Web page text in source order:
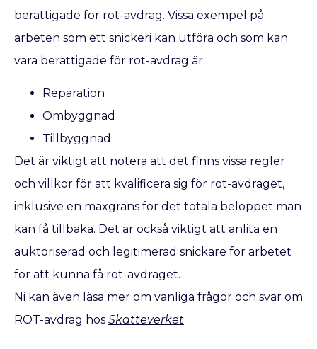
berättigade för rot-avdrag. Vissa exempel på
arbeten som ett snickeri kan utföra och som kan
vara berättigade för rot-avdrag är:
Reparation
Ombyggnad
Tillbyggnad
Det är viktigt att notera att det finns vissa regler
och villkor för att kvalificera sig för rot-avdraget,
inklusive en maxgräns för det totala beloppet man
kan få tillbaka. Det är också viktigt att anlita en
auktoriserad och legitimerad snickare för arbetet
för att kunna få rot-avdraget.
Ni kan även läsa mer om vanliga frågor och svar om
ROT-avdrag hos Skatteverket.